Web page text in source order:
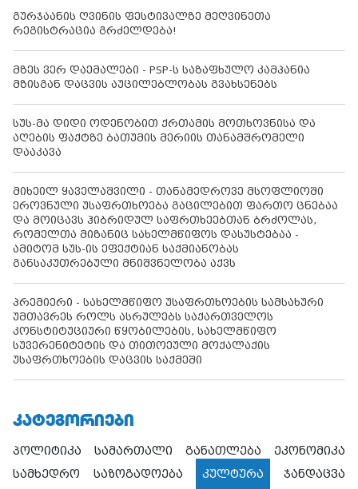
გურჯაანის ღვინის ფესტივალზე მეღვინეთა
რეგისტრაცია გრძელდება!
მზეს ვერ დაემალები - PSP-ს საზაფხულო კამპანია
მზისგან დაცვის აუცილებლობას გვახსენებს
სუს-მა დიდი ოდენობით ქრთამის მოთხოვნისა და
აღების ფაქტზე ბათუმის მერიის თანამშრომელი
დააკავა
მიხეილ ყაველაშვილი - თანამედროვე მსოფლიოში
ეროვნული უსაფრთხოება გაცილებით ფართო ცნებაა
და მოიცავს ჰიბრიდულ საფრთხეებთან ბრძოლას,
რომელთა მიზანიც სახელმწიფოს დასუსტებაა -
ამიტომ სუს-ის ეფექტიან საქმიანობას
განსაკუთრებული მნიშვნელობა აქვს
პრემიერი - სახელმწიფო უსაფრთხოების სამსახური
უმთავრეს როლს ასრულებს საქართველოს
კონსტიტუციური წყობილების, სახელმწიფო
სუვერენიტეტის და თითოეული მოქალაქის
უსაფრთხოების დაცვის საქმეში
ᲙᲐᲢᲔᲒᲝᲠᲘᲔᲑᲘ
პოლიტიკა სამართალი განათლება
ეკონომიკა
სამხედრო
საზოგადოება კულტურა
ჯანდაცვა